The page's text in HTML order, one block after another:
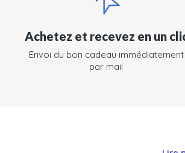
Achetez et recevez en un
Envoi du bon cadeau immédiatement
par mail